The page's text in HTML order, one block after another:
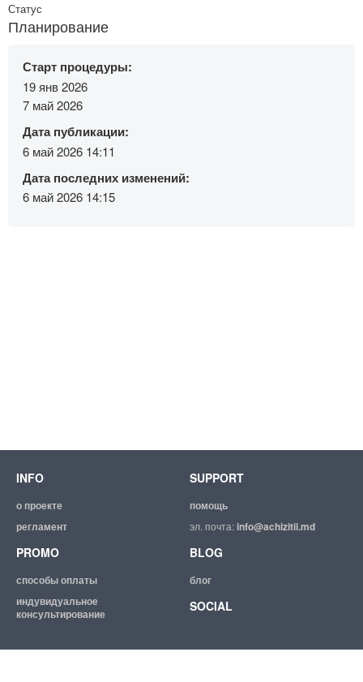
Статус
Планирование
Старт процедуры:
19 янв 2026
7 май 2026
Дата публикации:
6 май 2026 14:11
Дата последних изменений:
6 май 2026 14:15
INFO
о проекте
регламент
SUPPORT
помощь
эл. почта:info@achizitii.md
PROMO
способы оплаты
индувидуальное
консультирование
BLOG
блог
SOCIAL